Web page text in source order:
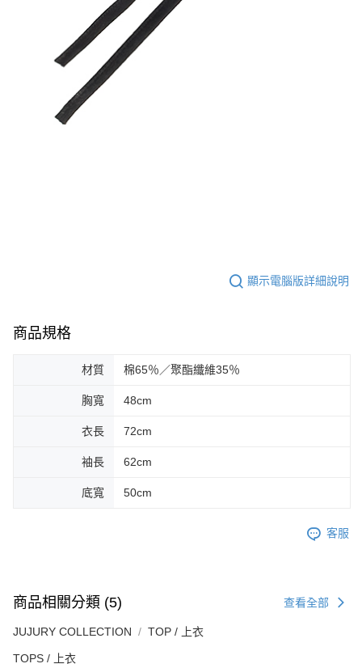
顯示電腦版詳細說明
商品規格
材質 棉65％／聚酯纖維35％
胸寬 48cm
衣長 72cm
袖長 62cm
底寬 50cm
客服
商品相關分類 (5) 查看全部
JUJURY COLLECTION TOP / 上衣
TOPS / 上衣